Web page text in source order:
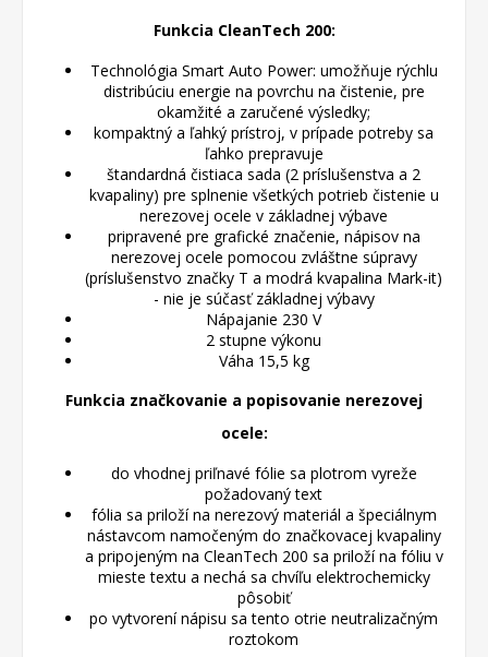
Funkcia CleanTech 200:
Technológia Smart Auto Power: umožňuje rýchlu
distribúciu energie na povrchu na čistenie, pre
okamžité a zaručené výsledky;
kompaktný a ľahký prístroj, v prípade potreby sa
ľahko prepravuje
štandardná čistiaca sada (2 príslušenstva a 2
kvapaliny) pre splnenie všetkých potrieb čistenie u
nerezovej ocele v základnej výbave
pripravené pre grafické značenie, nápisov na
nerezovej ocele pomocou zvláštne súpravy
(príslušenstvo značky T a modrá kvapalina Mark-it)
- nie je súčasť základnej výbavy
Nápajanie 230 V
2 stupne výkonu
Váha 15,5 kg
Funkcia značkovanie a popisovanie nerezovej
ocele:
do vhodnej priľnavé fólie sa plotrom vyreže
požadovaný text
fólia sa priloží na nerezový materiál a špeciálnym
nástavcom namočeným do značkovacej kvapaliny
a pripojeným na CleanTech 200 sa priloží na fóliu v
mieste textu a nechá sa chvíľu elektrochemicky
pôsobiť
po vytvorení nápisu sa tento otrie neutralizačným
roztokom